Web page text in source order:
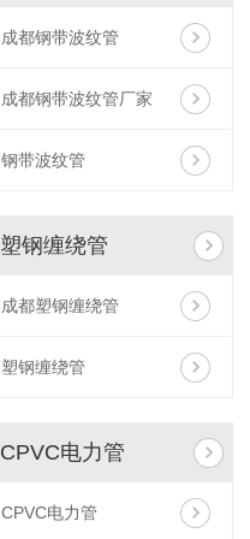
成都钢带波纹管
成都钢带波纹管厂家
钢带波纹管
塑钢缠绕管
成都塑钢缠绕管
塑钢缠绕管
CPVC电力管
CPVC电力管